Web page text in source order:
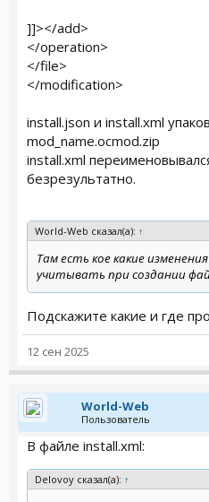
]]></add>
</operation>
</file>
</modification>
install.json и install.xml
mod_name.ocmod.zip
install.xml
безрезультатно.
World-Web сказал(а): ↑
Там есть кое какие
учитывать при создании
Подскажите какие и где
12 сен 2025
World-Web
Пользователь
В файле install.xml:
Delovoy сказал(а): ↑